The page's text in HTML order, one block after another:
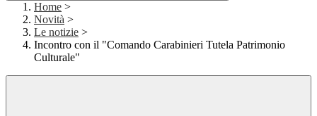
Home >
Novità >
Le notizie >
Incontro con il "Comando Carabinieri Tutela Patrimonio
Culturale"